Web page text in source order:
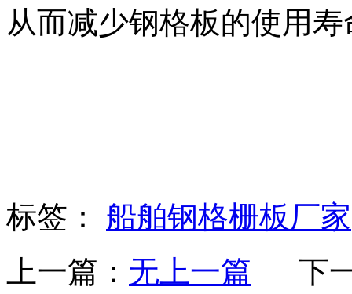
从而减少钢格板的使用寿
标签： 船舶钢格栅板厂家
上一篇： 无上一篇 下